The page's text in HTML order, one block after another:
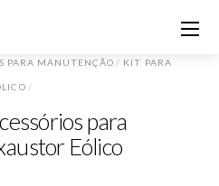
PARA MANUTENÇÃO / KIT PARA
/
para
Eólico